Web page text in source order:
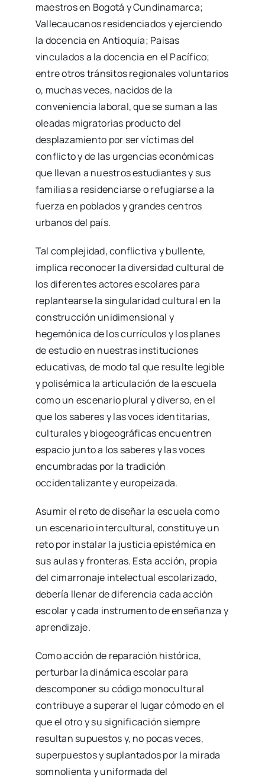
maestros en Bogotá y Cundinamarca;
Vallecaucanos residenciados y ejerciendo
la docencia en Antioquia; Paisas
vinculados a la docencia en el Pacífico;
entre otros tránsitos regionales voluntarios
o, muchas veces, nacidos de la
conveniencia laboral, que se suman a las
oleadas migratorias producto del
desplazamiento por ser víctimas del
conflicto y de las urgencias económicas
que llevan a nuestros estudiantes y sus
familias a residenciarse o refugiarse a la
fuerza en poblados y grandes centros
urbanos del país.
Tal complejidad, conflictiva y bullente,
implica reconocer la diversidad cultural de
los diferentes actores escolares para
replantearse la singularidad cultural en la
construcción unidimensional y
hegemónica de los currículos y los planes
de estudio en nuestras instituciones
educativas, de modo tal que resulte legible
y polisémica la articulación de la escuela
como un escenario plural y diverso, en el
que los saberes y las voces identitarias,
culturales y biogeográficas encuentren
espacio junto a los saberes y las voces
encumbradas por la tradición
occidentalizante y europeizada.
Asumir el reto de diseñar la escuela como
un escenario intercultural, constituye un
reto por instalar la justicia epistémica en
sus aulas y fronteras. Esta acción, propia
del cimarronaje intelectual escolarizado,
debería llenar de diferencia cada acción
escolar y cada instrumento de enseñanza y
aprendizaje.
Como acción de reparación histórica,
perturbar la dinámica escolar para
descomponer su código monocultural
contribuye a superar el lugar cómodo en el
que el otro y su significación siempre
resultan supuestos y, no pocas veces,
superpuestos y suplantados por la mirada
somnolienta y uniformada del